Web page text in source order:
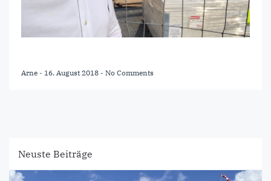
Arne - 16. August 2018 - No Comments
Neuste Beiträge